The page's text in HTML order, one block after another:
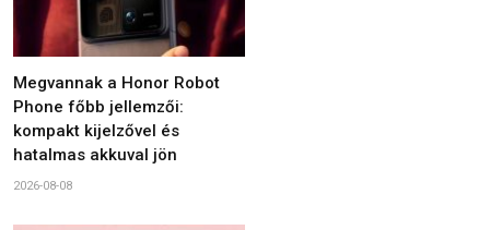
Megvannak a Honor Robot
Phone főbb jellemzői:
kompakt kijelzővel és
hatalmas akkuval jön
2026-08-08